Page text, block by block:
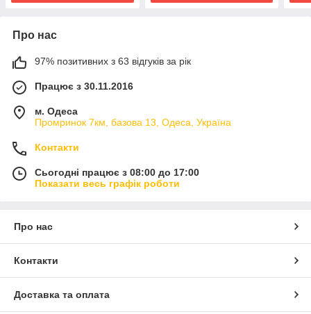
Про нас
97% позитивних з 63 відгуків за рік
Працює з 30.11.2016
м. Одеса
Промринок 7км, базова 13, Одеса, Україна
Контакти
Сьогодні працює з 08:00 до 17:00
Показати весь графік роботи
Про нас
Контакти
Доставка та оплата